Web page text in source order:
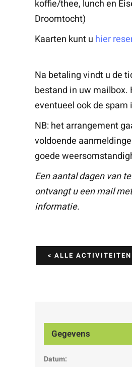
koffie/thee, lunch en
Droomtocht)
Kaarten kunt u hier
Na betaling vindt u de
bestand in uw mailbox.
eventueel ook de spam
NB: het arrangement
voldoende
goede
Een aantal dagen van
ontvangt u een mail
informatie.
< ALLE ACTIVITEITEN
Gegevens
Datum: